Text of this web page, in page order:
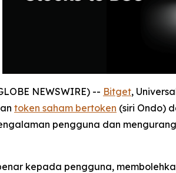
NEWSWIRE) -- Bitget,
token saham bertoken (siri Ondo)
pengguna dan
kepada pengguna,